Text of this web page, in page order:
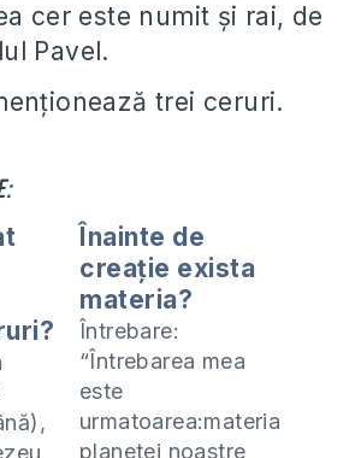
cer este numit şi rai, de
Pavel.
trei ceruri.
Înainte de
creaţie exista
materia?
Întrebare:
“Întrebarea mea
este
urmatoarea:materia
planetei noastre